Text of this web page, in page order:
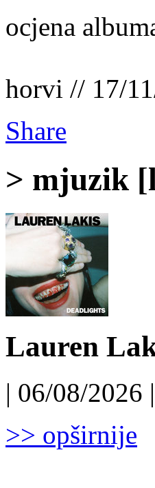
ocjena
horvi // 17/
Share
> mjuzik
Lauren
| 06/08/2026
>> opširnije